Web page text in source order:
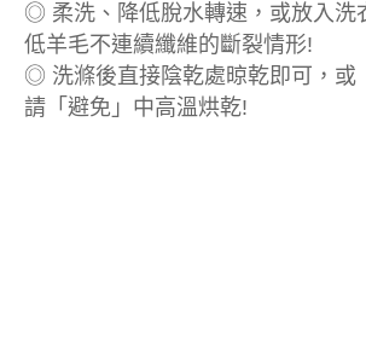
◎ 柔洗、降低脫水轉速，或放入洗
低羊毛不連續纖維的斷裂情形!
◎ 洗滌後直接陰乾處晾乾即可，或
請「避免」中高溫烘乾!